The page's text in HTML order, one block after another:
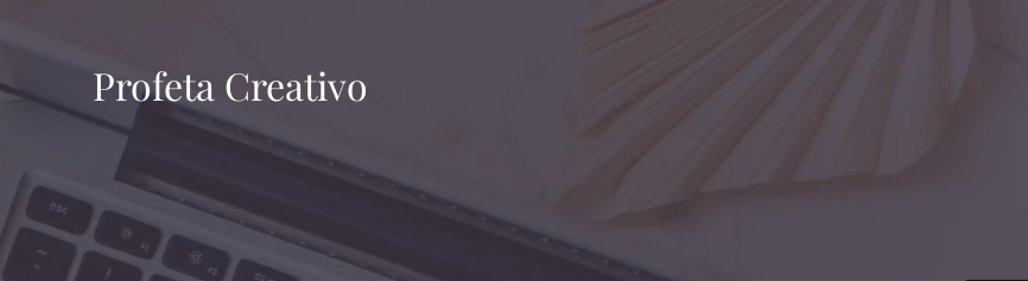
Profeta Creativo